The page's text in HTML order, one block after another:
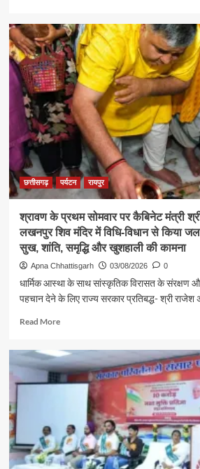
पर्यटन
एवं
संस्कृति
मंत्री
श्री
राजेश
अग्रवाल
ने
जनदर्शन
सुनीं
आमजन
की
छत्तीसगढ़ पर्यटन रायपुर
श्रावण के प्रथम सोमवार पर कैबिनेट मंत्री
लखनपुर शिव मंदिर में विधि-विधान से किया
सुख, शांति, समृद्धि और खुशहाली की कामना
Apna Chhattisgarh 03/08/2026 0
धार्मिक आस्था के साथ सांस्कृतिक विरासत के संरक्षण
पहचान देने के लिए राज्य सरकार प्रतिबद्ध- श्री राजेश
Read MoreRead
श्रावण
के
प्रथम
कैबिनेट
मंत्री
श्री
राजेश